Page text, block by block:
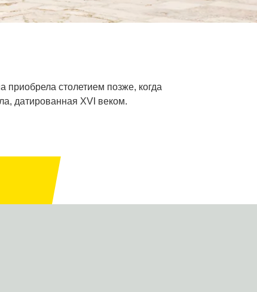
приобрела столетием позже, когда
датированная XVI веком.